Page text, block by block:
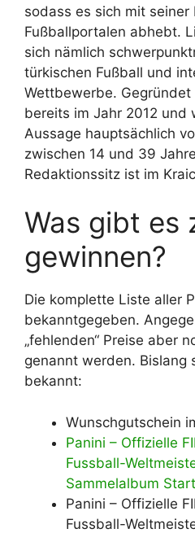
sodass es sich mit seiner
Fußballportalen abhebt.
sich nämlich
türkischen Fußball und
Wettbewerbe.
bereits im Jahr 2012 und
Aussage hauptsächlich
zwischen 14 und 39
Redaktionssitz ist im
Was gibt es
gewinnen?
Die komplette Liste aller
bekanntgegeben.
„fehlenden“ Preise aber
genannt werden. Bislang
bekannt:
Wunschgutschein
Panini – Offizielle
Fussball-
Sammelalbum
Panini – Offizielle
Fussball-